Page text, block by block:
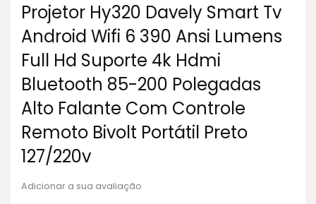
Projetor Hy320 Davely Smart Tv
Android Wifi 6 390 Ansi Lumens
Full Hd Suporte 4k Hdmi
Bluetooth 85-200 Polegadas
Alto Falante Com Controle
Remoto Bivolt Portátil Preto
127/220v
Adicionar a sua avaliação